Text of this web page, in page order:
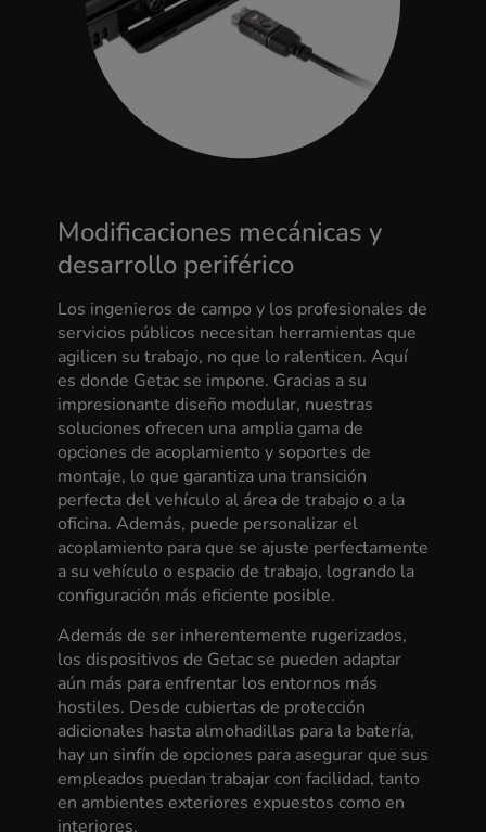
Modificaciones mecánicas y
desarrollo periférico
Los ingenieros de campo y los profesionales de
servicios públicos necesitan herramientas que
agilicen su trabajo, no que lo ralenticen. Aquí
es donde Getac se impone. Gracias a su
impresionante diseño modular, nuestras
soluciones ofrecen una amplia gama de
opciones de acoplamiento y soportes de
montaje, lo que garantiza una transición
perfecta del vehículo al área de trabajo o a la
oficina. Además, puede personalizar el
acoplamiento para que se ajuste perfectamente
a su vehículo o espacio de trabajo, logrando la
configuración más eficiente posible.
Además de ser inherentemente rugerizados,
los dispositivos de Getac se pueden adaptar
aún más para enfrentar los entornos más
hostiles. Desde cubiertas de protección
adicionales hasta almohadillas para la batería,
hay un sinfín de opciones para asegurar que sus
empleados puedan trabajar con facilidad, tanto
en ambientes exteriores expuestos como en
interiores.